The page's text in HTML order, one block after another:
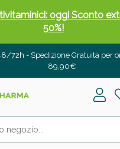
72h - Spedizione Gratuita per
89,90€
oggi Sconto
50%!